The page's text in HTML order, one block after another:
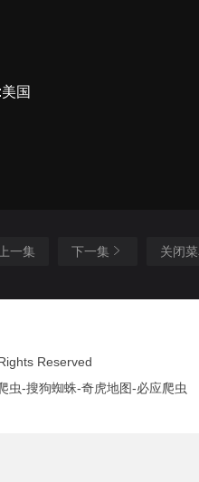
上一集 下一集 关闭
Reserved
虫-搜狗蜘蛛-奇虎地图-必应爬虫